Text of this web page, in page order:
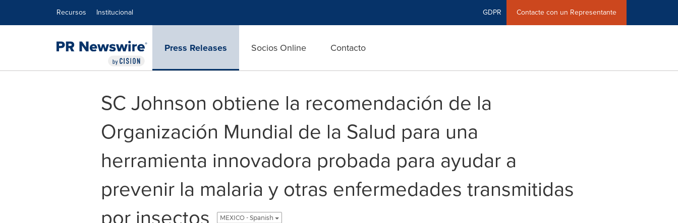
Recursos Institucional GDPR Contacte con un Representante
Press Releases Socios Online Contacto
SC Johnson obtiene la recomendación de la
Organización Mundial de la Salud para una
herramienta innovadora probada para ayudar a
prevenir la malaria y otras enfermedades transmitidas
MEXICO - Spanish